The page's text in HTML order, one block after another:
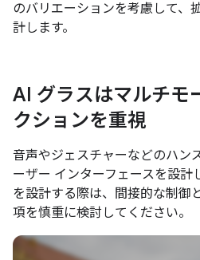
のバリエーションを考慮して、
計します。
AI グラスはマルチモ
クションを重視
音声やジェスチャーなどのハン
ーザー インターフェースを設計
を設計する際は、間接的な制御
項を慎重に検討してください。